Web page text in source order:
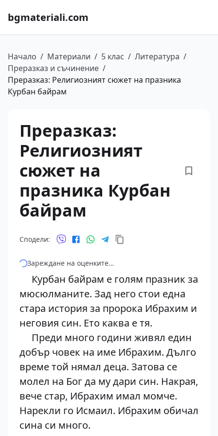
bgmateriali.com
Начало / Материали / 5 клас / Литература /
Преразказ и съчинение /
Преразказ: Религиозният сюжет на празника
Курбан байрам
Преразказ:
Религиозният
сюжет на
празника Курбан
байрам
Сподели:
Зареждане на оценките…
Курбан байрам е голям празник за
мюсюлманите. Зад него стои една
стара история за пророка Ибрахим и
неговия син. Ето каква е тя.
Преди много години живял един
добър човек на име Ибрахим. Дълго
време той нямал деца. Затова се
молел на Бог да му дари син. Накрая,
вече стар, Ибрахим имал момче.
Нарекли го Исмаил. Ибрахим обичал
сина си много.